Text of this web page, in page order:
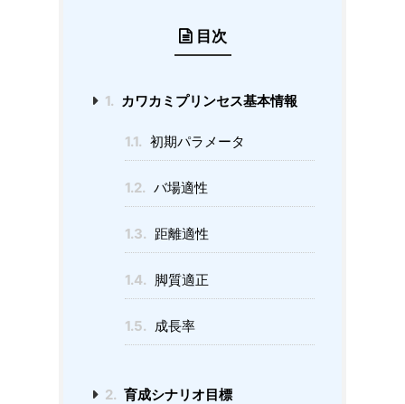
目次
1. カワカミプリンセス基本情報
1.1. 初期パラメータ
1.2. バ場適性
1.3. 距離適性
1.4. 脚質適正
1.5. 成長率
2. 育成シナリオ目標